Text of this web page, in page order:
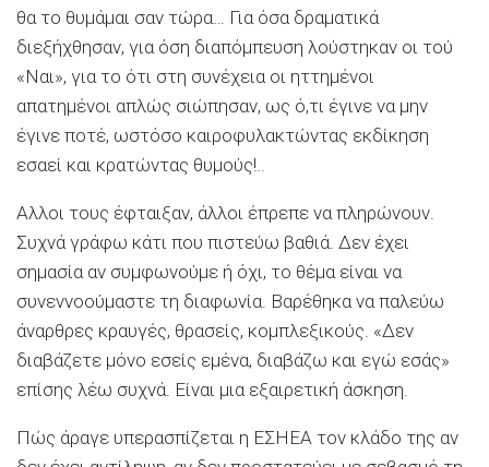
θα το θυμάμαι σαν τώρα… Για όσα δραματικά
διεξήχθησαν, για όση διαπόμπευση λούστηκαν οι τού
«Ναι», για το ότι στη συνέχεια οι ηττημένοι
απατημένοι απλώς σιώπησαν, ως ό,τι έγινε να μην
έγινε ποτέ, ωστόσο καιροφυλακτώντας εκδίκηση
εσαεί και κρατώντας θυμούς!..
Αλλοι τους έφταιξαν, άλλοι έπρεπε να πληρώνουν.
Συχνά γράφω κάτι που πιστεύω βαθιά. Δεν έχει
σημασία αν συμφωνούμε ή όχι, το θέμα είναι να
συνεννοούμαστε τη διαφωνία. Βαρέθηκα να παλεύω
άναρθρες κραυγές, θρασείς, κομπλεξικούς. «Δεν
διαβάζετε μόνο εσείς εμένα, διαβάζω και εγώ εσάς»
επίσης λέω συχνά. Είναι μια εξαιρετική άσκηση.
Πώς άραγε υπερασπίζεται η ΕΣΗΕΑ τον κλάδο της αν